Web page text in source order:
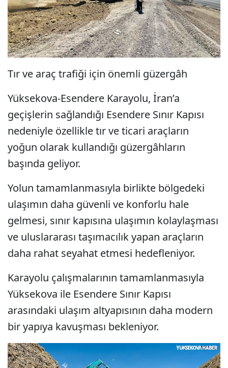
Tır ve araç trafiği için önemli güzergâh
Yüksekova-Esendere Karayolu, İran’a
geçişlerin sağlandığı Esendere Sınır Kapısı
nedeniyle özellikle tır ve ticari araçların
yoğun olarak kullandığı güzergâhların
başında geliyor.
Yolun tamamlanmasıyla birlikte bölgedeki
ulaşımın daha güvenli ve konforlu hale
gelmesi, sınır kapısına ulaşımın kolaylaşması
ve uluslararası taşımacılık yapan araçların
daha rahat seyahat etmesi hedefleniyor.
Karayolu çalışmalarının tamamlanmasıyla
Yüksekova ile Esendere Sınır Kapısı
arasındaki ulaşım altyapısının daha modern
bir yapıya kavuşması bekleniyor.